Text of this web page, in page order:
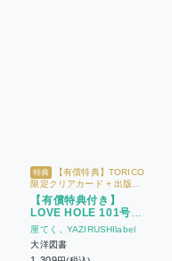
特典
【有償特典】TORICO
限定クリアカード + 出版社
ペーパー + 限定B5イラスト
シート
【有償特典付き】
LOVE HOLE 101号室
~テッペン↑超えちゃっ
て~
厘てく
YAZIRUSHIlabel
大洋図書